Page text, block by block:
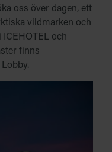
oss över dagen, ett
vildmarken och
och
finns